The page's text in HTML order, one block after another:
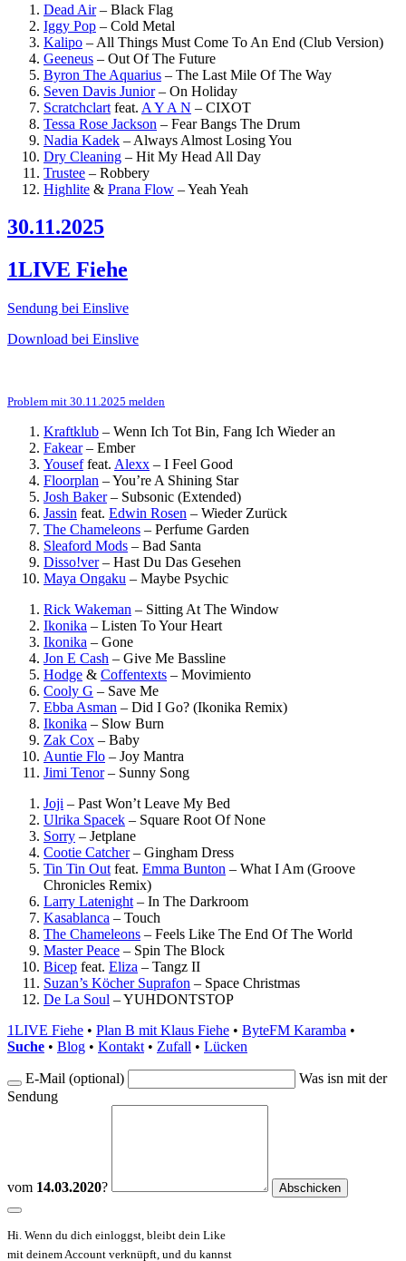
Dead Air– Black Flag
Iggy Pop – Cold Metal
Kalipo – All Things Must Come To An End (Club Version)
Geeneus – Out Of The Future
Byron The Aquarius – The Last Mile Of The Way
Seven Davis Junior– On Holiday
Scratchclart feat. A Y A N – CIXOT
Tessa Rose Jackson – Fear Bangs The Drum
Nadia Kadek – Always Almost Losing You
Dry Cleaning – Hit My Head All Day
Trustee – Robbery
Highlite & Prana Flow –Yeah Yeah
30.11.2025
1LIVE Fiehe
Sendung bei Einslive
Download bei Einslive
Problem mit 30.11.2025 melden
Kraftklub – Wenn Ich Tot Bin, Fang Ich Wieder an
Fakear– Ember
Youseffeat. Alexx – I Feel Good
Floorplan –You’re A Shining Star
Josh Baker– Subsonic (Extended)
Jassin feat. Edwin Rosen – Wieder Zurück
The Chameleons – Perfume Garden
Sleaford Mods – Bad Santa
Disso!ver– Hast Du Das Gesehen
Maya Ongaku – Maybe Psychic
Rick Wakeman – Sitting At The Window
Ikonika – Listen To Your Heart
Ikonika – Gone
Jon E Cash – Give Me Bassline
Hodge & Coffentexts – Movimiento
Cooly G – Save Me
Ebba Asman – Did I Go? (Ikonika Remix)
Ikonika – Slow Burn
Zak Cox – Baby
Auntie Flo – Joy Mantra
Jimi Tenor– Sunny Song
Joji – Past Won’t Leave My Bed
Ulrika Spacek – Square Root Of None
Sorry – Jetplane
Cootie Catcher– Gingham Dress
Tin Tin Out feat. Emma Bunton – What I Am (Groove
Chronicles Remix)
Larry Latenight – In The Darkroom
Kasablanca – Touch
The Chameleons – Feels Like The End Of The World
Master Peace – Spin The Block
Bicep feat. Eliza – Tangz II
Suzan’s Köcher Suprafon – Space Christmas
De La Soul –YUHDONTSTOP
1LIVE Fiehe • Plan B mit Klaus Fiehe • ByteFM Karamba •
Suche • Blog • Kontakt • Zufall • Lücken
E-Mail (optional)
Was isn mit der
Sendung
vom 14.03.2020?
Hi. Wenn du dich einloggst, bleibt dein Like
mit deinem Account verknüpft, und du kannst